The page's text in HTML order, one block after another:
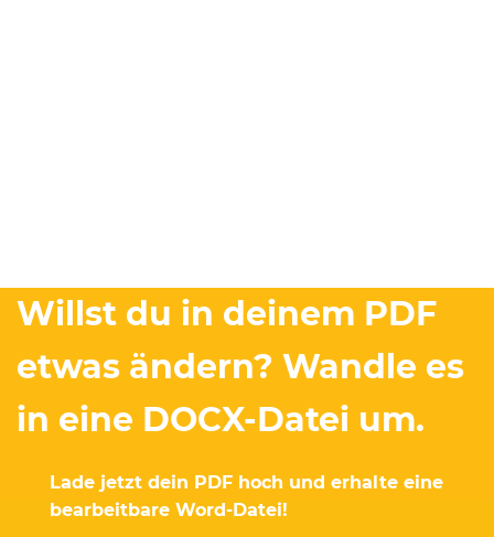
Willst du in deinem PDF
etwas ändern? Wandle es
in eine DOCX-Datei um.
Lade jetzt dein PDF hoch und erhalte eine
bearbeitbare Word-Datei!